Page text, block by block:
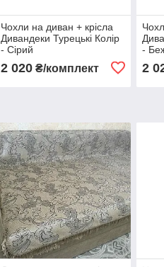
Чохли на диван + крісла
Дивандеки Турецькі Колір
- Сірий
2 020₴/комплект
-
2